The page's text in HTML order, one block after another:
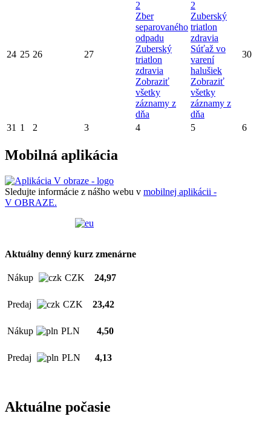
24 25 26 27
2
Zber
separovaného
odpadu
Zuberský
triatlon
zdravia
Zobraziť
všetky
záznamy z
dňa
2
Zuberský
triatlon
zdravia
Súťaž vo
varení
halušiek
Zobraziť
všetky
záznamy z
dňa
30
31 1 2 3 4 5 6
Mobilná aplikácia
Sledujte informácie z nášho webu v mobilnej aplikácii -
V OBRAZE.
Aktuálny denný kurz zmenárne
Nákup CZK 24,97
Predaj CZK 23,42
Nákup PLN 4,50
Predaj PLN 4,13
Aktuálne počasie